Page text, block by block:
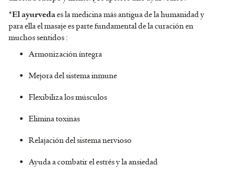
*El ayurvedaes la medicina más antigua de la humanidad y
para ella el masaje es parte fundamental de la curación en
muchos sentidos :
Armonización íntegra
Mejora del sistema inmune
Flexibiliza los músculos
Elimina toxinas
Relajación del sistema nervioso
Ayuda a combatir el estrés y la ansiedad